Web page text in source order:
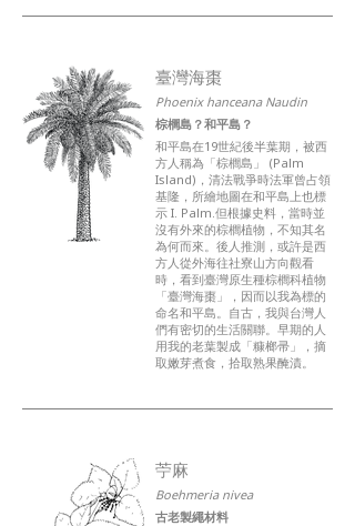
臺灣海棗
Phoenix hanceana Naudin
棕櫚島？和平島？
和平島在19世紀後半葉期，被西
方人稱為「棕櫚島」 (Palm
Island)，清法戰爭時法軍曾占領
基隆，所繪地圖在和平島上也標
示 I. Palm.但根據史料，當時並
沒有外來的棕櫚植物，不知其名
為何而來。後人推測，或許是西
方人從外海往社寮山方向觀看
時，看到臺灣原生種棕櫚科植物
「臺灣海棗」，因而以我為標的
命名和平島。自古，我與台灣人
們有密切的生活關聯。早期的人
用我的老葉製成「糠榔帚」，摘
取嫩芽煮食，拾取熟果醃漬。
苧麻
Boehmeria nivea
古老製繩材料